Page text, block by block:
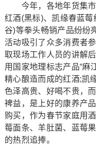
今年，各地年货集市
红酒(黑标)、凯缘春蓝
谷)等拳头畅销产品纷纷
活动吸引了众多消费者
取现场工作人员的讲解
用国家地理标志产品“麻
精心酿造而成的红酒;凯
色泽高贵、好喝不贵，
裨益，是上好的康养产
购买，作为春节家庭用
莓面条、羊肚菌、蓝莓
的热烈追捧。